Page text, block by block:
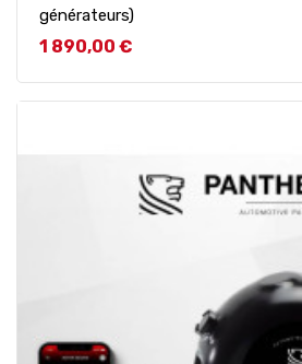
générateurs)
Prix
1 890,00 €